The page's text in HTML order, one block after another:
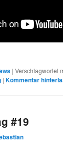
|Verschlagwortet
|Kommentar
#19